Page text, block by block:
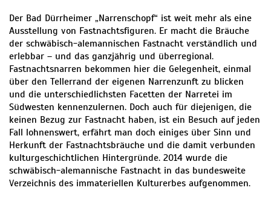
Der Bad Dürrheimer „Narrenschopf“ ist weit mehr als eine
Ausstellung von Fastnachtsfiguren. Er macht die Bräuche
der schwäbisch-alemannischen Fastnacht verständlich und
erlebbar – und das ganzjährig und überregional.
Fastnachtsnarren bekommen hier die Gelegenheit, einmal
über den Tellerrand der eigenen Narrenzunft zu blicken
und die unterschiedlichsten Facetten der Narretei im
Südwesten kennenzulernen. Doch auch für diejenigen, die
keinen Bezug zur Fastnacht haben, ist ein Besuch auf jeden
Fall lohnenswert, erfährt man doch einiges über Sinn und
Herkunft der Fastnachtsbräuche und die damit verbunden
kulturgeschichtlichen Hintergründe. 2014 wurde die
schwäbisch-alemannische Fastnacht in das bundesweite
Verzeichnis des immateriellen Kulturerbes aufgenommen.